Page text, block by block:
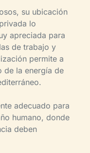
su ubicación
lo
apreciada para
de trabajo y
permite a
de la energía de
adecuado para
humano, donde
deben